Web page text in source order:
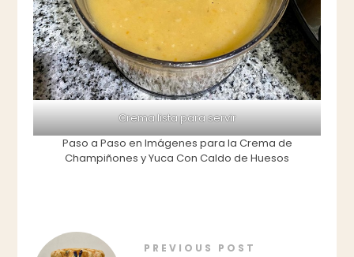
Crema lista para servir
Paso a Paso en Imágenes para la Crema de
Champiñones y Yuca Con Caldo de Huesos
PREVIOUS POST